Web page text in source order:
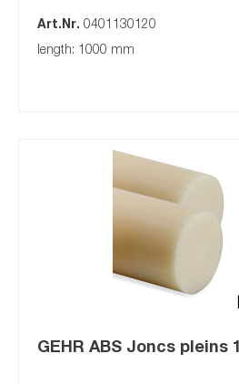
Art.Nr. 0401130120
length: 1000 mm
GEHR ABS Joncs pleins